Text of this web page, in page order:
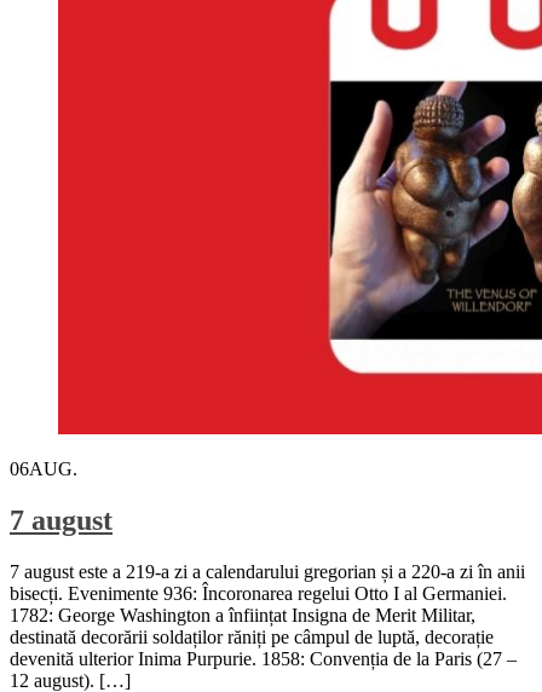
06AUG.
7 august
7 august este a 219-a zi a calendarului gregorian și a 220-a zi în anii
bisecți. Evenimente 936: Încoronarea regelui Otto I al Germaniei.
1782: George Washington a înființat Insigna de Merit Militar,
destinată decorării soldaților răniți pe câmpul de luptă, decorație
devenită ulterior Inima Purpurie. 1858: Convenția de la Paris (27 –
12 august). […]